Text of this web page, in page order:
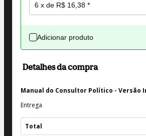
Adicionar produto
Detalhes da compra
Manual do Consultor Político - Versão
Entrega
Total